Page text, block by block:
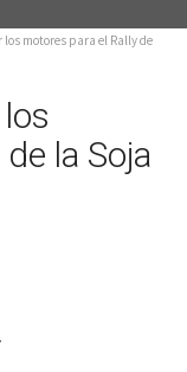
los motores para el Rally de
la Soja
.